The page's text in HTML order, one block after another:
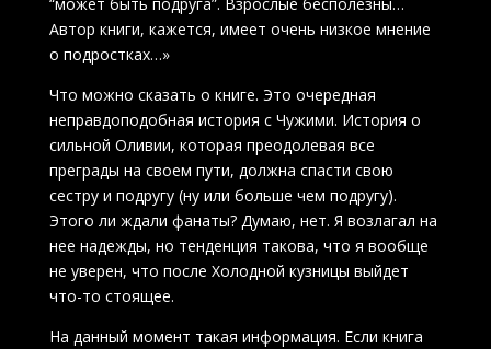
Автор книги, кажется, имеет очень низкое мнение
о подростках…»
Что можно сказать о книге. Это очередная
неправдоподобная история с Чужими. История о
сильной Оливии, которая преодолевая все
преграды на своем пути, должна спасти свою
сестру и подругу (ну или больше чем подругу).
Этого ли ждали фанаты? Думаю, нет. Я возлагал на
нее надежды, но тенденция такова, что я вообще
не уверен, что после Холодной кузницы выйдет
что-то стоящее.
На данный момент такая информация. Если книга